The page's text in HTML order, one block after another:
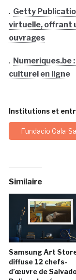
. Getty
virtuelle, offrant
ouvrages
. Numeriques.be
culturel en ligne
Institutions et
Fundacio Gala-
Similaire
Samsung Art
diffuse 12 chefs-
d’œuvre de